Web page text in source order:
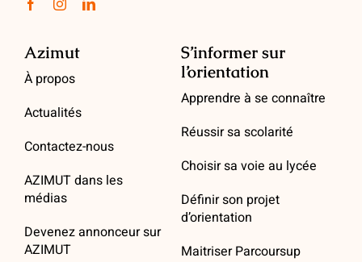
Azimut
À propos
Actualités
Contactez-nous
AZIMUT dans les
médias
Devenez annonceur sur
AZIMUT
S’informer sur
l’orientation
Apprendre à se connaître
Réussir sa scolarité
Choisir sa voie au lycée
Définir son projet
d’orientation
Maitriser Parcoursup